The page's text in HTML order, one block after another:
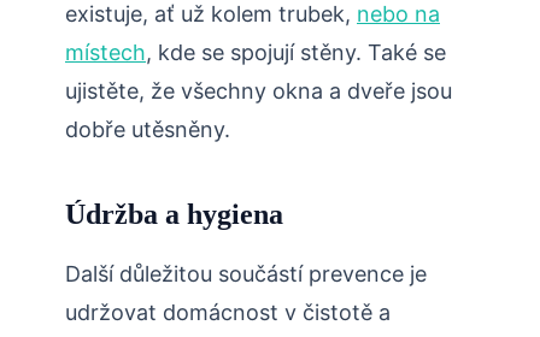
existuje, ať už kolem⁤ trubek, nebo na
místech, kde se spojují stěny. Také se
ujistěte, že všechny okna a dveře⁢ jsou
dobře⁢ utěsněny.
Údržba a hygiena
Další důležitou součástí ⁢prevence je
udržovat domácnost v čistotě a